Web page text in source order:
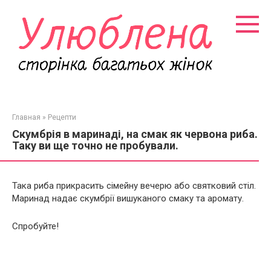
контенту
Главная » Рецепти
Скумбрія в маринаді, на смак як червона риба.
Таку ви ще точно не пробували.
Така риба прикрасить сімейну вечерю або святковий стіл.
Маринад надає скумбрії вишуканого смаку та аромату.
Спробуйте!